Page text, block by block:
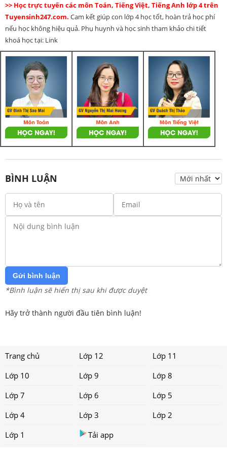
>> Học trực tuyến các môn Toán, Tiếng Việt, Tiếng Anh lớp 4 trên
Tuyensinh247.com. Cam kết giúp con lớp 4 học tốt, hoàn trả học phí
nếu học không hiệu quả. Phụ huynh và học sinh tham khảo chi tiết
khoá học tại: Link
BÌNH LUẬN
Gửi bình luận
*Bình luận sẽ hiển thị sau khi được duyệt
Hãy trở thành người đầu tiên bình luận!
Trang chủ Lớp 12
Lớp 11
Lớp 10
Lớp 9
Lớp 8
Lớp 7
Lớp 6
Lớp 5
Lớp 4
Lớp 3
Lớp 2
Lớp 1
Tải app